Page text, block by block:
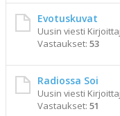
Evotuskuvat
Uusin viesti
Vastaukset: 53
Radiossa Soi
Uusin viesti
Vastaukset: 51